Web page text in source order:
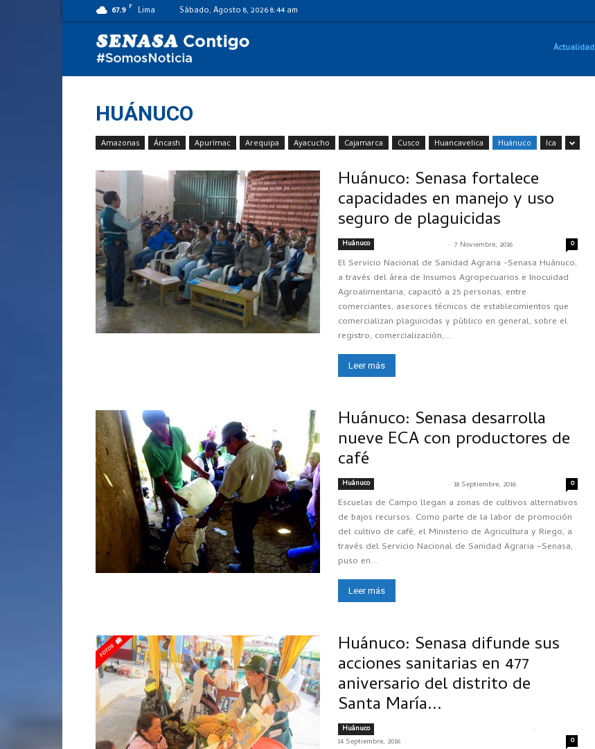
67.9 F Lima Sábado, Agosto 8, 2026 8:44 am
Actualidad
HUÁNUCO
Amazonas Áncash Apurímac Arequipa Ayacucho Cajamarca Cusco Huancavelica Huánuco Ica
Huánuco: Senasa fortalece
capacidades en manejo y uso
seguro de plaguicidas
Huánuco - 7 Noviembre, 2016 0
El Servicio Nacional de Sanidad Agraria -Senasa Huánuco,
a través del área de Insumos Agropecuarios e Inocuidad
Agroalimentaria, capacitó a 25 personas, entre
comerciantes, asesores técnicos de establecimientos que
comercializan plaguicidas y público en general, sobre el
registro, comercialización,...
Leer más
Huánuco: Senasa desarrolla
nueve ECA con productores de
café
Huánuco - 18 Septiembre, 2016 0
Escuelas de Campo llegan a zonas de cultivos alternativos
de bajos recursos. Como parte de la labor de promoción
del cultivo de café, el Ministerio de Agricultura y Riego, a
través del Servicio Nacional de Sanidad Agraria –Senasa,
puso en...
Leer más
Huánuco: Senasa difunde sus
acciones sanitarias en 477
aniversario del distrito de
Santa María...
Huánuco -
14 Septiembre, 2016 0